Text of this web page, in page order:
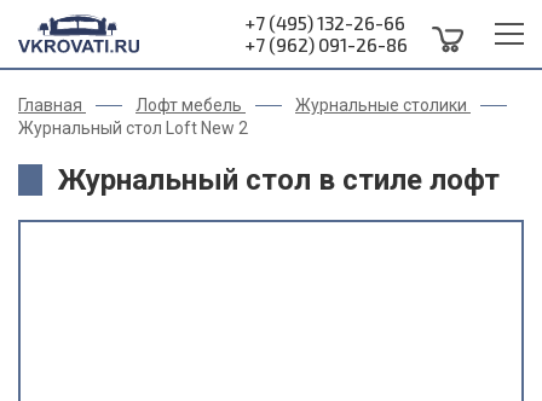
+7 (495) 132-26-66
+7 (962) 091-26-86
Главная Лофт мебель
Журнальные столики
Журнальный стол Loft New 2
Журнальный стол в стиле лофт